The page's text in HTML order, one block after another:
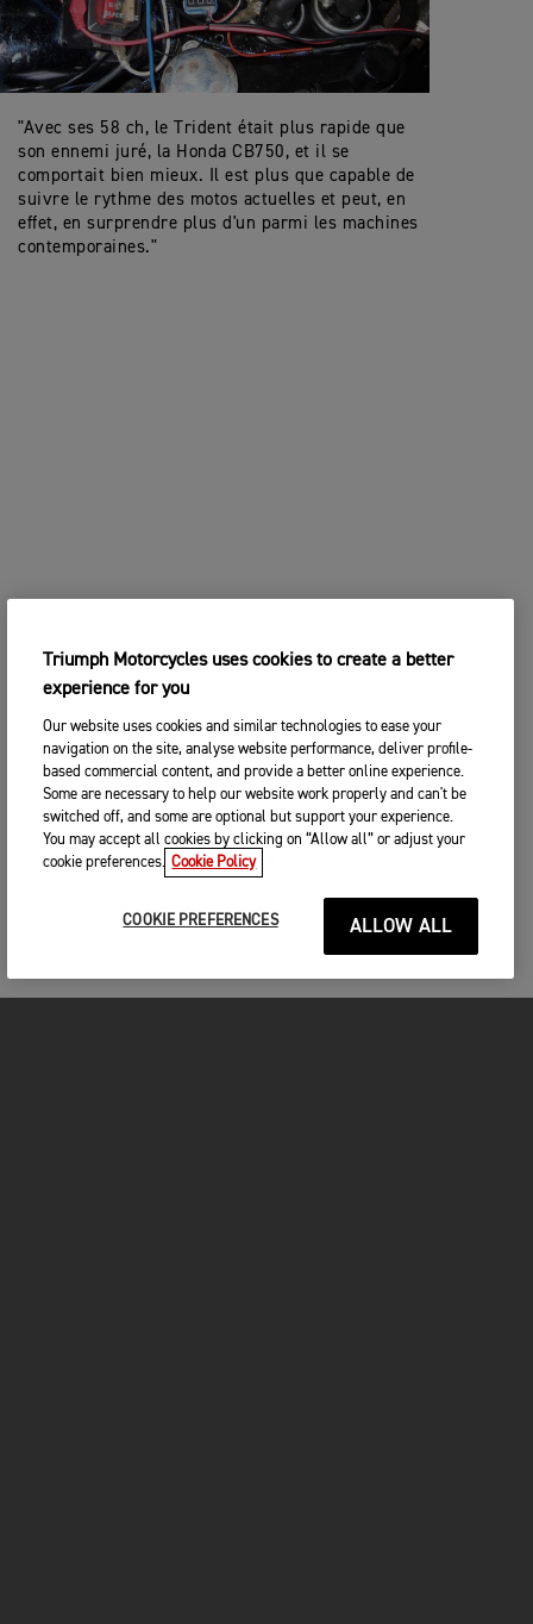
"Avec ses 58 ch, le Trident était plus rapide que
son ennemi juré, la Honda CB750, et il se
comportait bien mieux. Il est plus que capable de
suivre le rythme des motos actuelles et peut, en
effet, en surprendre plus d'un parmi les machines
contemporaines."
Triumph Motorcycles uses cookies to create a better
experience for you
Our website uses cookies and similar technologies to ease your
navigation on the site, analyse website performance, deliver profile-
based commercial content, and provide a better online experience.
Some are necessary to help our website work properly and can't be
switched off, and some are optional but support your experience.
You may accept all cookies by clicking on “Allow all” or adjust your
cookie preferences. Cookie Policy
COOKIE PREFERENCES ALLOW ALL